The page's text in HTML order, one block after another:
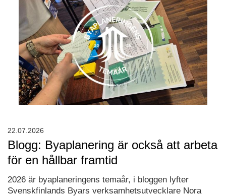
Blogg: Byaplanering är också att arbeta
för en hållbar framtid
2026 är byaplaneringens temaår, i bloggen lyfter
Svenskfinlands Byars verksamhetsutvecklare Nora
22.07.2026